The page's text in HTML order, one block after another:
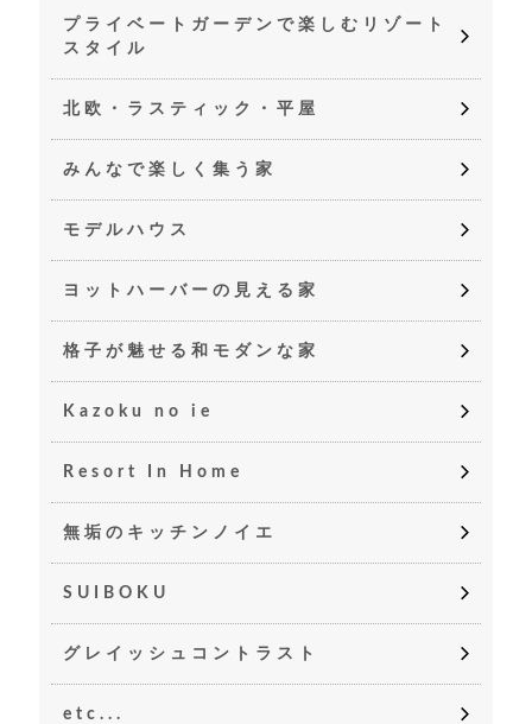
プライベートガーデンで楽しむリゾート
スタイル
北欧・ラスティック・平屋
みんなで楽しく集う家
モデルハウス
ヨットハーバーの見える家
格子が魅せる和モダンな家
Kazoku no ie
Resort In Home
無垢のキッチンノイエ
SUIBOKU
グレイッシュコントラスト
etc...